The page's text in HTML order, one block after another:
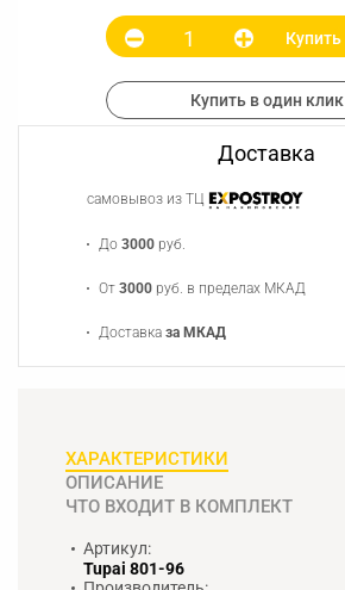
Купить
Купить в один клик
Доставка
самовывоз из ТЦ
До3000 руб.
От3000 руб. в пределах МКАД
Доставказа МКАД
ХАРАКТЕРИСТИКИ
ОПИСАНИЕ
ЧТО ВХОДИТ В КОМПЛЕКТ
Артикул:
Tupai 801-96